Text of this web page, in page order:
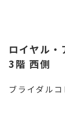
ロイヤル
3階 西側
ブライダル